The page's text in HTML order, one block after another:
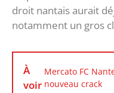
droit nantais aurait
notamment un gros
À
voir
Mercato FC
nouveau crack